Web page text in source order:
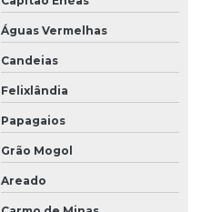
Águas Vermelhas
Candeias
Felixlândia
Papagaios
Grão Mogol
Areado